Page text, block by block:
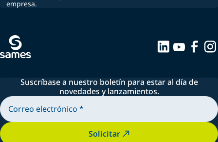
empresa.
Suscríbase a nuestro boletín para estar al día de
novedades y lanzamientos.
Solicitar